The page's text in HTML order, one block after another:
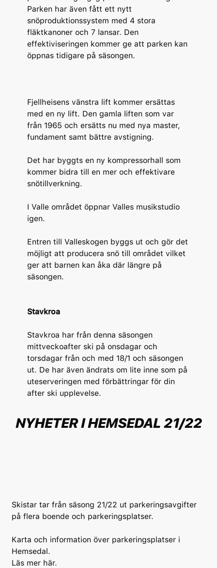
Parken har även fått ett nytt
snöproduktionssystem med 4 stora
fläktkanoner och 7 lansar. Den
effektiviseringen kommer ge att parken kan
öppnas tidigare på säsongen.
Fjellheisens vänstra lift kommer ersättas
med en ny lift. Den gamla liften som var
från 1965 och ersätts nu med nya master,
fundament samt bättre avstigning.
Det har byggts en ny kompressorhall som
kommer bidra till en mer och effektivare
snötillverkning.
I Valle området öppnar Valles musikstudio
igen.
Entren till Valleskogen byggs ut och gör det
möjligt att producera snö till området vilket
ger att barnen kan åka där längre på
säsongen.
Stavkroa
Stavkroa har från denna säsongen
mittveckoafter ski på onsdagar och
torsdagar från och med 18/1 och säsongen
ut. De har även ändrats om lite inne som på
uteserveringen med förbättringar för din
after ski upplevelse.
NYHETER I HEMSEDAL 21/22
Skistar tar från säsong 21/22 ut parkeringsavgifter
på flera boende och parkeringsplatser.
Karta och information över parkeringsplatser i
Hemsedal.
Läs mer här.